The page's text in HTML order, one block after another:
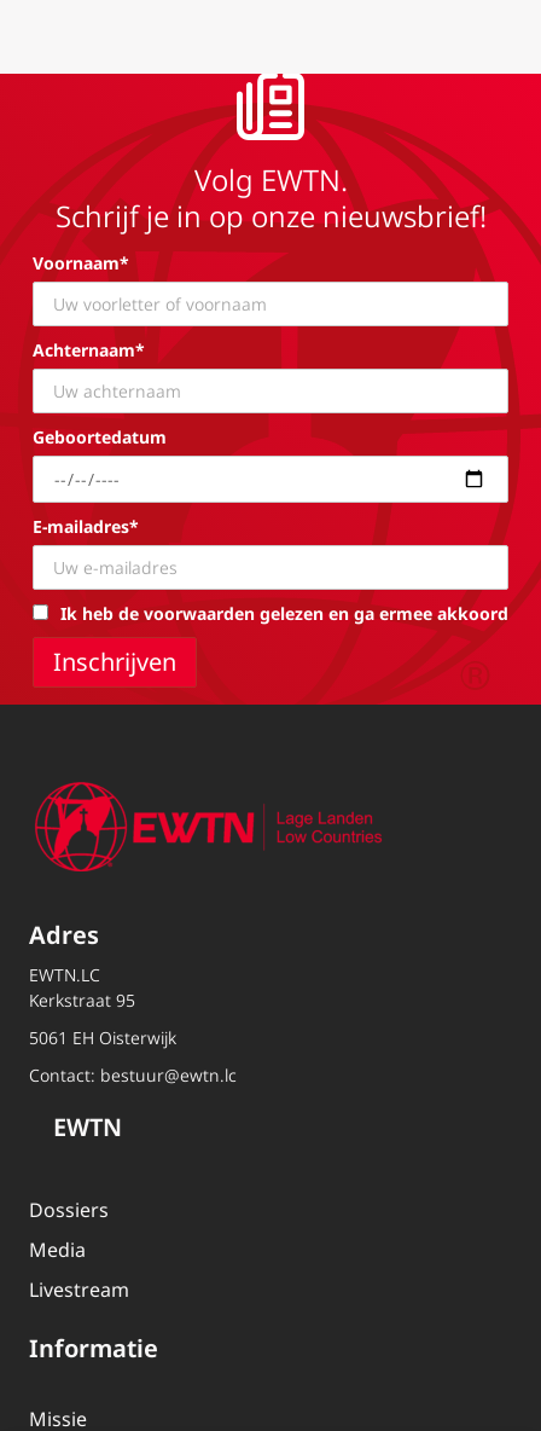
Volg EWTN.
Schrijf je in op onze nieuwsbrief!
Voornaam*
Achternaam*
Geboortedatum
E-mailadres*
Ik heb de voorwaarden gelezen en ga ermee akkoord
Adres
EWTN.LC
Kerkstraat 95
5061 EH Oisterwijk
Contact: bestuur@ewtn.lc
EWTN
Dossiers
Media
Livestream
Informatie
Missie